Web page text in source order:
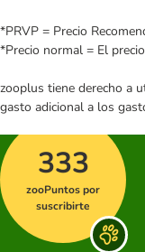
*PRVP = Precio
*Precio normal = El
zooplus tiene derecho a
gasto adicional a los
333
zooPuntos por
suscribirte